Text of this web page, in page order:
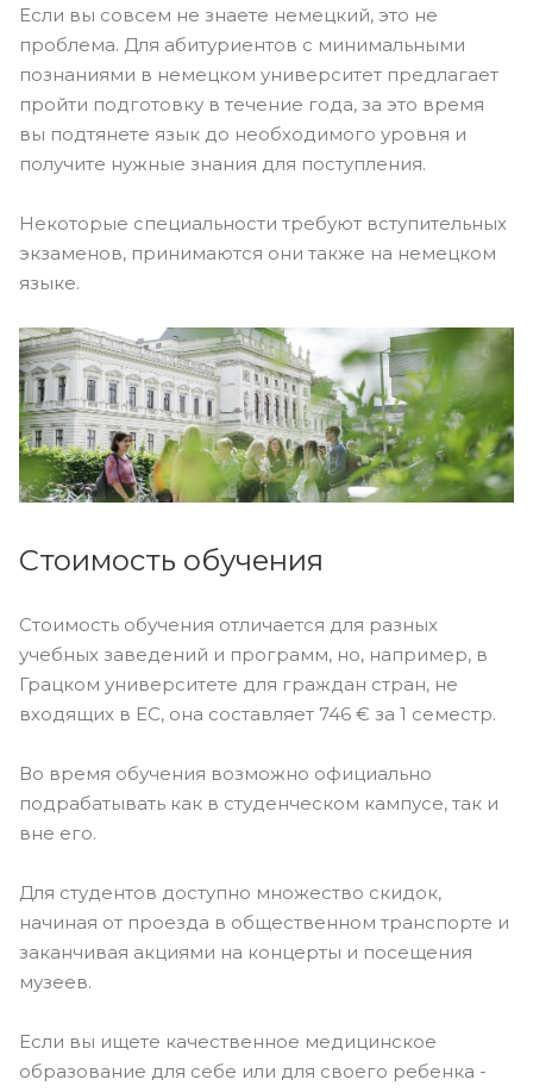
Если вы совсем не знаете немецкий, это не
проблема. Для абитуриентов с минимальными
познаниями в немецком университет предлагает
пройти подготовку в течение года, за это время
вы подтянете язык до необходимого уровня и
получите нужные знания для поступления.
Некоторые специальности требуют вступительных
экзаменов, принимаются они также на немецком
языке.
Стоимость обучения
Стоимость обучения отличается для разных
учебных заведений и программ, но, например, в
Грацком университете для граждан стран, не
входящих в ЕС, она составляет 746 € за 1 семестр.
Во время обучения возможно официально
подрабатывать как в студенческом кампусе, так и
вне его.
Для студентов доступно множество скидок,
начиная от проезда в общественном транспорте и
заканчивая акциями на концерты и посещения
музеев.
Если вы ищете качественное медицинское
образование для себе или для своего ребенка -